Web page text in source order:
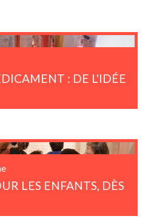
: DE L'IDÉE
LES ENFANTS, DÈS